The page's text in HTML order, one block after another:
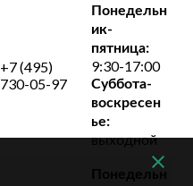
+7 (495)
730-05-97
Понедельн
ик-
пятница:
9:30-17:00
Суббота-
воскресен
ье:
выходной
Понедельн